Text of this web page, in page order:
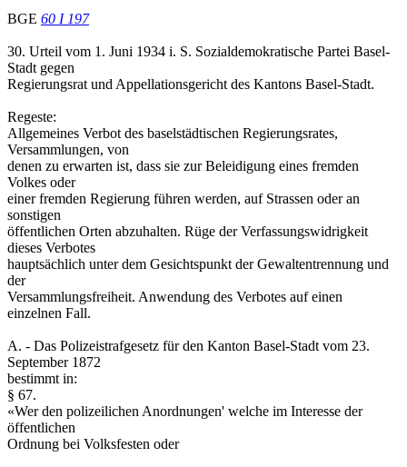
BGE 60 I 197
30. Urteil vom 1. Juni 1934 i. S. Sozialdemokratische Partei Basel-
Stadt gegen
Regierungsrat und Appellationsgericht des Kantons Basel-Stadt.
Regeste:
Allgemeines Verbot des baselstädtischen Regierungsrates,
Versammlungen, von
denen zu erwarten ist, dass sie zur Beleidigung eines fremden
Volkes oder
einer fremden Regierung führen werden, auf Strassen oder an
sonstigen
öffentlichen Orten abzuhalten. Rüge der Verfassungswidrigkeit
dieses Verbotes
hauptsächlich unter dem Gesichtspunkt der Gewaltentrennung und
der
Versammlungsfreiheit. Anwendung des Verbotes auf einen
einzelnen Fall.
A. - Das Polizeistrafgesetz für den Kanton Basel-Stadt vom 23.
September 1872
bestimmt in:
§ 67.
«Wer den polizeilichen Anordnungen' welche im Interesse der
öffentlichen
Ordnung bei Volksfesten oder